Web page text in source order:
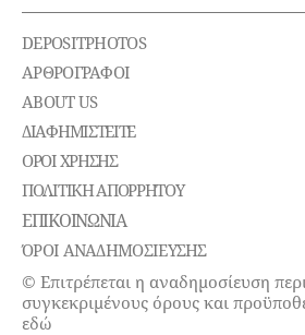
DEPOSITPHOTOS
ΑΡΘΡΟΓΡΑΦΟΙ
ABOUT US
ΔΙΑΦΗΜΙΣΤΕΊΤΕ
ΌΡΟΙ ΧΡΉΣΗΣ
ΠΟΛΙΤΙΚΉ ΑΠΟΡΡΉΤΟΥ
ΕΠΙΚΟΙΝΩΝΊΑ
ΌΡΟΙ ΑΝΑΔΗΜΟΣΙΕΥΣΗΣ
© Επιτρέπεται η αναδημοσίευση
συγκεκριμένους όρους και
εδώ